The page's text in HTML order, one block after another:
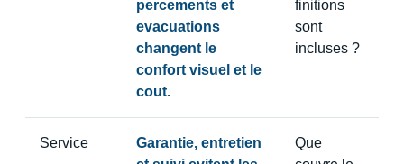
percements et
evacuations
changent le
confort visuel et le
cout.
finitions
sont
incluses ?
Service
Garantie, entretien
Que